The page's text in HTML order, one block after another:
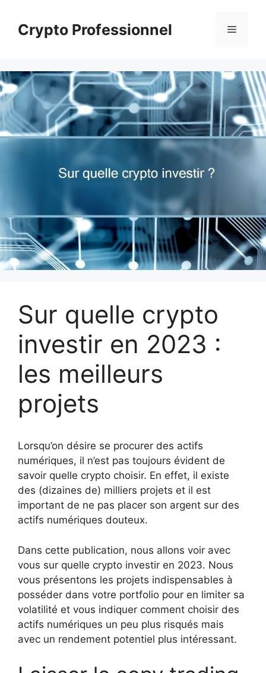
contenuCrypto Professionnel Menu
Sur quelle crypto
investir en 2023 :
les meilleurs
projets
Lorsqu’on désire se procurer des actifs
numériques, il n’est pas toujours évident de
savoir quelle crypto choisir. En effet, il existe
des (dizaines de) milliers projets et il est
important de ne pas placer son argent sur des
actifs numériques douteux.
Dans cette publication, nous allons voir avec
vous sur quelle crypto investir en 2023. Nous
vous présentons les projets indispensables à
posséder dans votre portfolio pour en limiter sa
volatilité et vous indiquer comment choisir des
actifs numériques un peu plus risqués mais
avec un rendement potentiel plus intéressant.